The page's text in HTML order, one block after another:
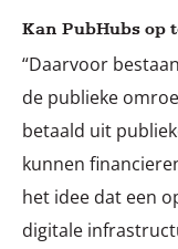
Kan PubHubs op
“Daarvoor
de publieke
betaald uit
kunnen
het idee dat een
digitale